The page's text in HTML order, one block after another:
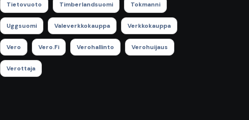
Tietovuoto Timberlandsuomi Tokmanni
Uggsuomi Valeverkkokauppa Verkkokauppa
Vero Vero.fi Verohallinto Verohuijaus
Verottaja